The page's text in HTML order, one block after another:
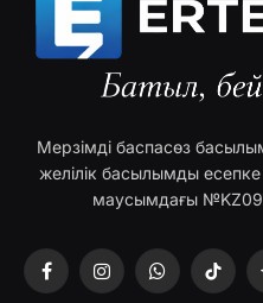
Мерзімді баспасөз
желілік басылымды
маусымдағы
FacebookInstagramWhatsAppTikTok